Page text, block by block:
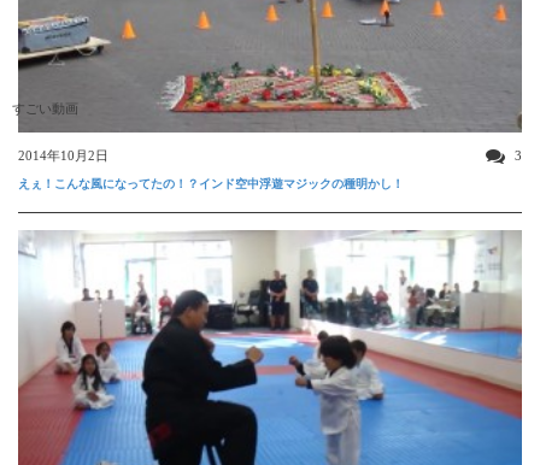
すごい動画
2014年10月2日 3
えぇ！こんな風になってたの！？インド空中浮遊マジックの種明かし！